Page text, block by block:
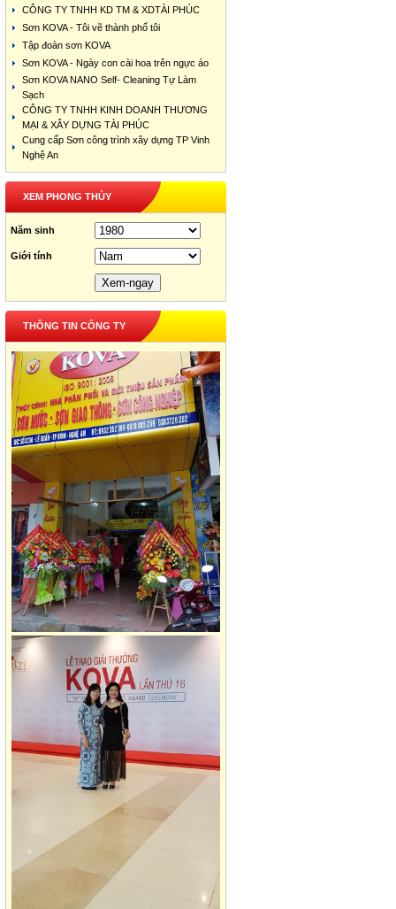
CÔNG TY TNHH KD TM & XDTÀI PHÚC
Sơn KOVA - Tôi vẽ thành phố tôi
Tập đoàn sơn KOVA
Sơn KOVA - Ngày con cài hoa trên ngực áo
Sơn KOVA NANO Self- Cleaning Tự Làm
Sạch
CÔNG TY TNHH KINH DOANH THƯƠNG
MẠI & XÂY DỰNG TÀI PHÚC
Cung cấp Sơn công trình xây dựng TP Vinh
Nghệ An
XEM PHONG THỦY
Năm sinh
Giới tính
THÔNG TIN CÔNG TY